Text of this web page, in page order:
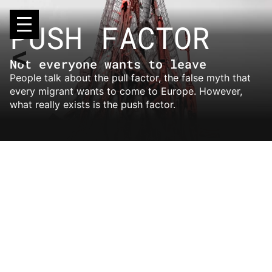
to
content
PUSH FACTOR
Not everyone wants to leave
People talk about the pull factor, the false myth that
every migrant wants to come to Europe. However,
what really exists is the push factor.